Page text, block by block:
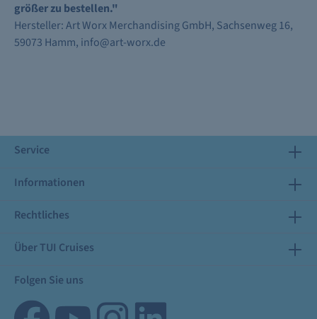
größer zu bestellen."
Hersteller: Art Worx Merchandising GmbH, Sachsenweg 16,
59073 Hamm, info@art-worx.de
Service
Informationen
Rechtliches
Über TUI Cruises
Folgen Sie uns